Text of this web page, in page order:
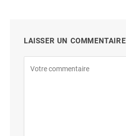
LAISSER UN COMMENTAIRE